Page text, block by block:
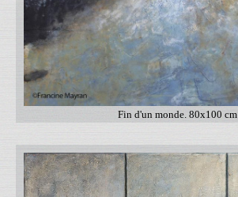
Fin d'un monde. 80x100 cm